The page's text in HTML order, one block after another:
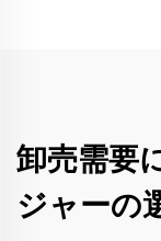
卸売需要
ジャーの